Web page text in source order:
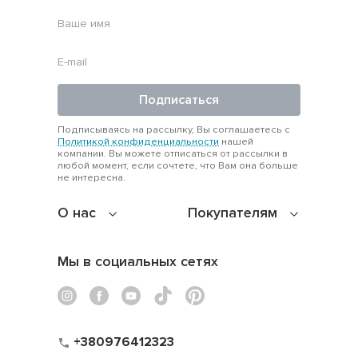
О нас Покупателям
Подписаться
Подписываясь на рассылку, Вы соглашаетесь с
Политикой конфиденциальности нашей
компании. Вы можете отписаться от рассылки в
любой момент, если сочтете, что Вам она больше
не интересна.
Мы в социальных сетях
+380976412323